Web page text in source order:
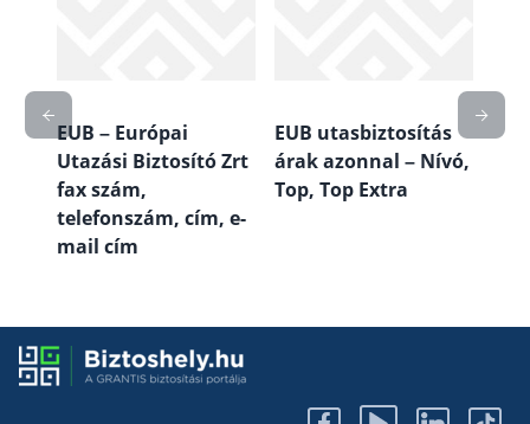
EUB – Európai
Utazási Biztosító Zrt
fax szám,
telefonszám, cím, e-
mail cím
EUB utasbiztosítás
árak azonnal – Nívó,
Top, Top Extra